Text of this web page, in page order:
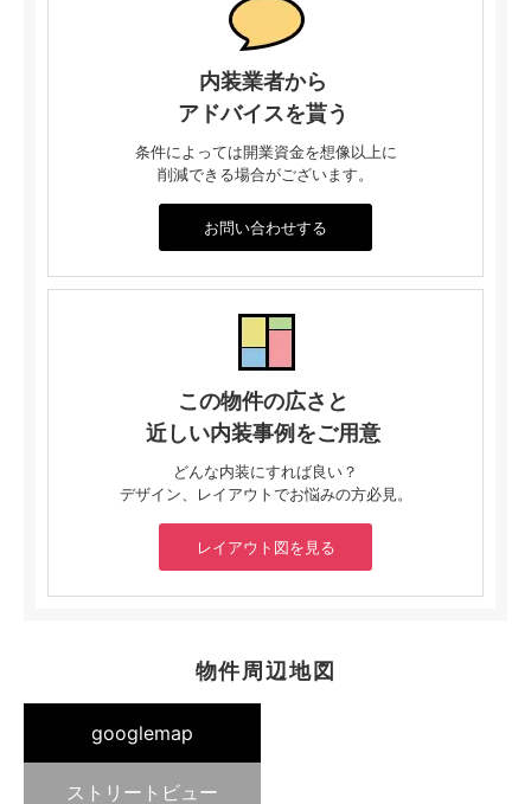
内装業者から
アドバイスを貰う
条件によっては開業資金を想像以上に
削減できる場合がございます。
お問い合わせする
この物件の広さと
近しい内装事例をご用意
どんな内装にすれば良い？
デザイン、レイアウトでお悩みの方必見。
レイアウト図を見る
物件周辺地図
googlemap
ストリートビュー